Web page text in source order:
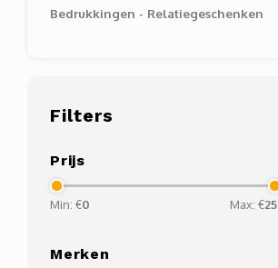
Bedrukkingen - Relatiegeschenken
Filters
Prijs
Min: €0 Max: €25
Merken